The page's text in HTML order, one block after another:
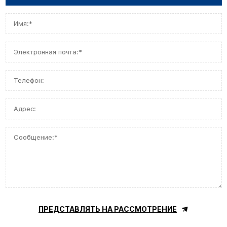
ПРЕДСТАВЛЯТЬ НА РАССМОТРЕНИЕ